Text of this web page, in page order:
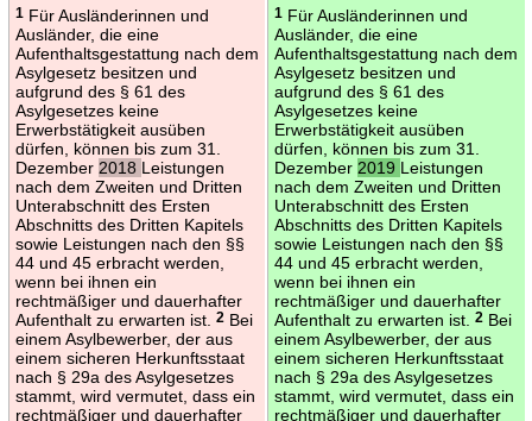
1Für Ausländerinnen und
Ausländer, die eine
Aufenthaltsgestattung nach dem
Asylgesetz besitzen und
aufgrund des § 61 des
Asylgesetzes keine
Erwerbstätigkeit ausüben
dürfen, können bis zum 31.
Dezember 2018 Leistungen
nach dem Zweiten und Dritten
Unterabschnitt des Ersten
Abschnitts des Dritten Kapitels
sowie Leistungen nach den §§
44 und 45 erbracht werden,
wenn bei ihnen ein
rechtmäßiger und dauerhafter
Aufenthalt zu erwarten ist.
2Bei
einem Asylbewerber, der aus
einem sicheren Herkunftsstaat
nach § 29a des Asylgesetzes
stammt, wird vermutet, dass ein
rechtmäßiger und dauerhafter
1Für Ausländerinnen und
Ausländer, die eine
Aufenthaltsgestattung nach dem
Asylgesetz besitzen und
aufgrund des § 61 des
Asylgesetzes keine
Erwerbstätigkeit ausüben
dürfen, können bis zum 31.
Dezember 2019 Leistungen
nach dem Zweiten und Dritten
Unterabschnitt des Ersten
Abschnitts des Dritten Kapitels
sowie Leistungen nach den §§
44 und 45 erbracht werden,
wenn bei ihnen ein
rechtmäßiger und dauerhafter
Aufenthalt zu erwarten ist.
2Bei
einem Asylbewerber, der aus
einem sicheren Herkunftsstaat
nach § 29a des Asylgesetzes
stammt, wird vermutet, dass ein
rechtmäßiger und dauerhafter